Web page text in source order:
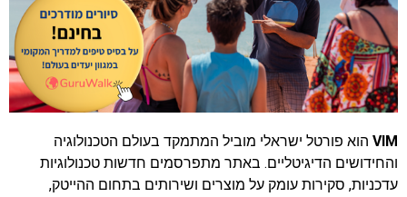
VIM הוא פורטל ישראלי מוביל המתמקד בעולם הטכנולוגיה
והחידושים הדיגיטליים. באתר מתפרסמים חדשות טכנולוגיות
עדכניות, סקירות עומק על מוצרים ושירותים בתחום ההייטק,